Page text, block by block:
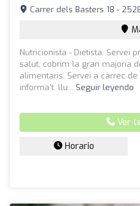
Carrer dels Basters 18 -
Nutricionista - Dietista. Servei
salut, cobrim la gran majoria
alimentaris. Servei a càrrec de
informa’t. llu... Seguir leyendo
Ver
Horario